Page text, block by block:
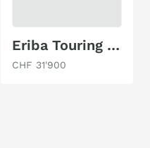
Eriba Touring 560
CHF 31'900